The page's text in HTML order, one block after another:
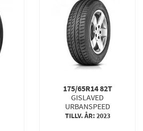
175/65R14 82T
GISLAVED
URBANSPEED
TILLV. ÅR: 2023